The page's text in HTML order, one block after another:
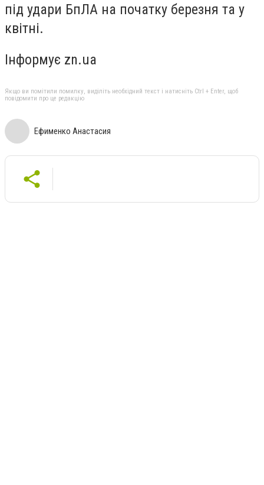
під удари БпЛА на початку березня та у
квітні.
Інформує zn.ua
Якщо ви помітили помилку, виділіть необхідний текст і натисніть Ctrl + Enter, щоб
повідомити про це редакцію
Ефименко Анастасия